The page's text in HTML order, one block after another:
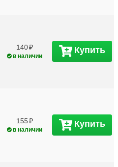
140
в наличии
Купить
155
в наличии
Купить